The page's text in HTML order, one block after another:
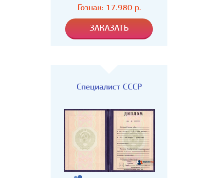
Гознак: 17.980р.
Специалист СССР